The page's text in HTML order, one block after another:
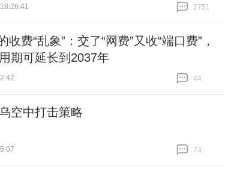
2751
费“乱象”：交了“网费”又收“端口费”，
期可延长到2037年
44
空中打击策略
73